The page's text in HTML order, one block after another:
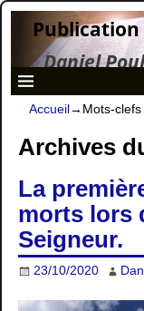
Publication
Daniel
Accueil→Mots-clefs
Archives
La
morts lors
Seigneur.
23/10/2020